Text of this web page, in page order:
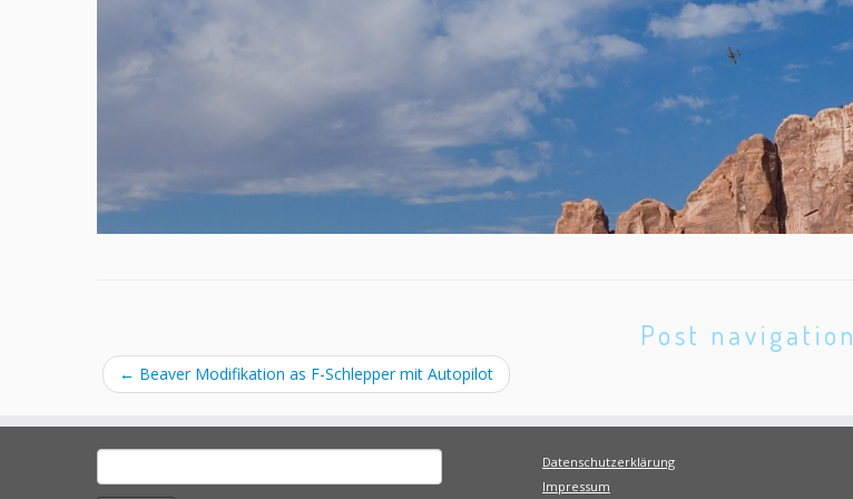
Post navigation
← Beaver Modifikation as F-Schlepper mit Autopilot
Search
for:
Datenschutzerklärung
Impressum